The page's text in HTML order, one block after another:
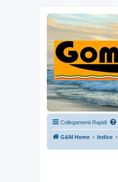
Collegamenti Rapidi
G&M Home Indice